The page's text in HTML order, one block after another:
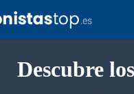
Descubre